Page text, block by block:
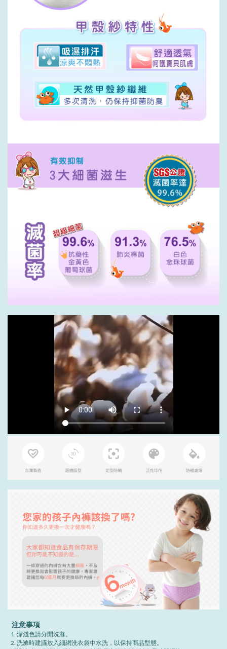
注意事項
深淺色請分開洗滌。
洗滌時建議放入細網洗衣袋中水洗，以保持商品型態。